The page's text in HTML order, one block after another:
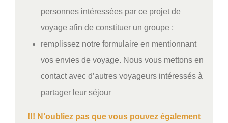
personnes intéressées par ce projet de
voyage afin de constituer un groupe ;
remplissez notre formulaire en mentionnant
vos envies de voyage. Nous vous mettons en
contact avec d’autres voyageurs intéressés à
partager leur séjour
!!! N’oubliez pas que vous pouvez également